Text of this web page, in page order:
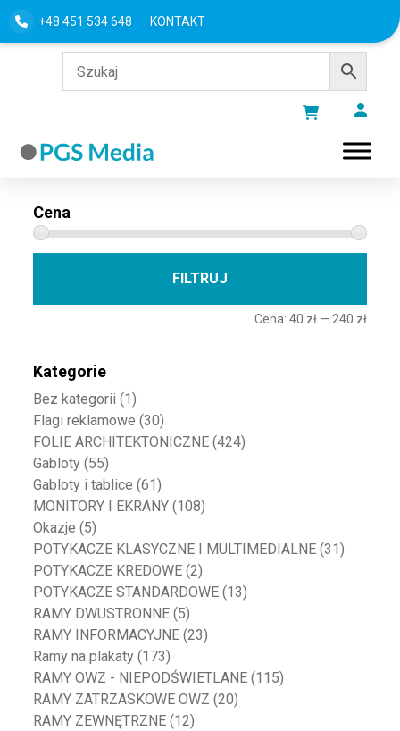
+48 451 534 648 KONTAKT
Filtru według
Cena
FILTRUJ
Cena: 40 zł— 240 zł
Kategorie
Bez kategorii (1)
Flagi reklamowe (30)
FOLIE ARCHITEKTONICZNE (424)
Gabloty (55)
Gabloty i tablice (61)
MONITORY I EKRANY (108)
Okazje (5)
POTYKACZE KLASYCZNE I MULTIMEDIALNE (31)
POTYKACZE KREDOWE (2)
POTYKACZE STANDARDOWE (13)
RAMY DWUSTRONNE (5)
RAMY INFORMACYJNE (23)
Ramy na plakaty (173)
RAMY OWZ - NIEPODŚWIETLANE (115)
RAMY ZATRZASKOWE OWZ (20)
RAMY ZEWNĘTRZNE (12)